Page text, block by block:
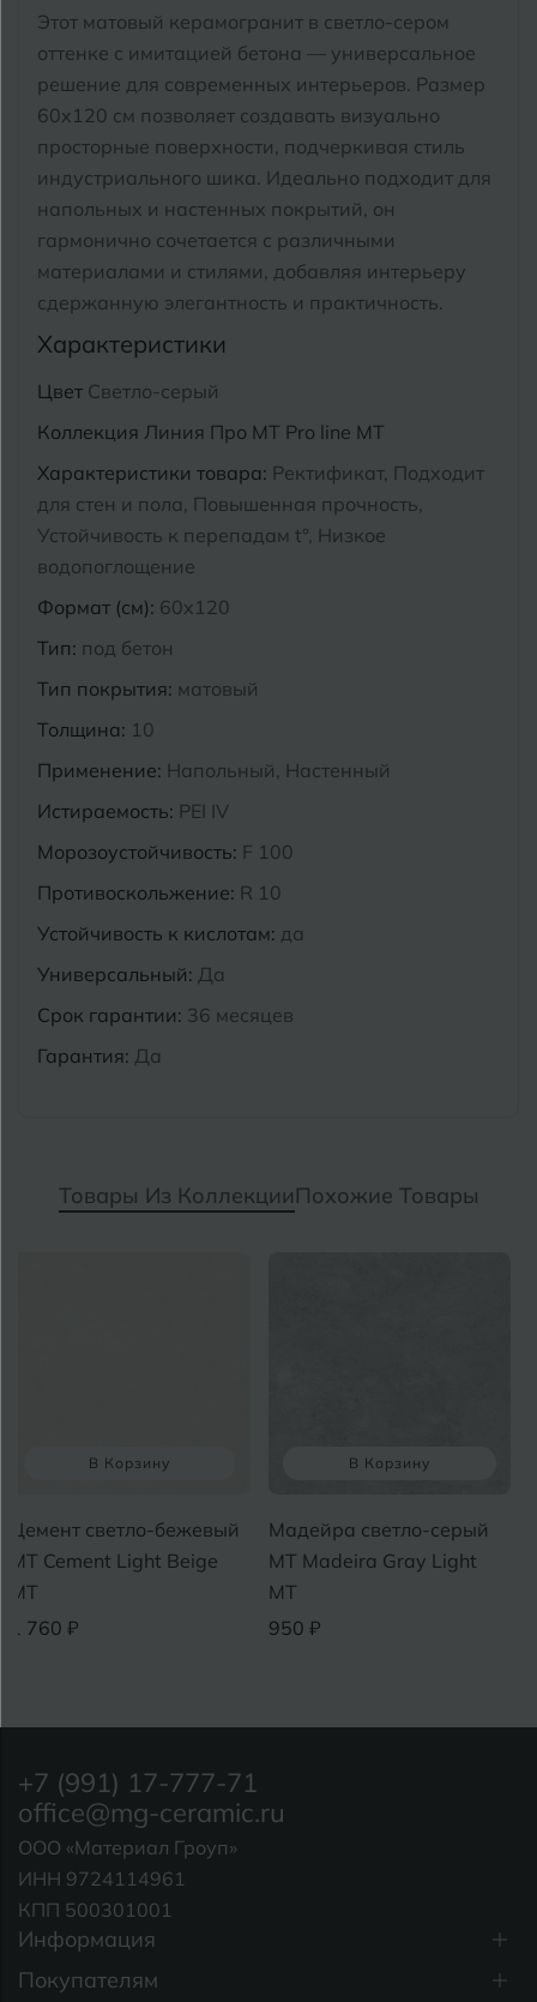
Этот матовый керамогранит в светло-сером
оттенке с имитацией бетона — универсальное
решение для современных интерьеров. Размер
60x120 см позволяет создавать визуально
просторные поверхности, подчеркивая стиль
индустриального шика. Идеально подходит для
напольных и настенных покрытий, он
гармонично сочетается с различными
материалами и стилями, добавляя интерьеру
сдержанную элегантность и практичность.
Характеристики
Цвет Светло-серый
Коллекция Линия Про MT Pro line MT
Характеристики товара: Ректификат, Подходит
для стен и пола, Повышенная прочность,
Устойчивость к перепадам t°, Низкое
водопоглощение
Формат (см): 60x120
Тип: под бетон
Тип покрытия: матовый
Толщина: 10
Применение: Напольный, Настенный
Истираемость: PEI IV
Морозоустойчивость: F 100
Противоскольжение: R 10
Устойчивость к кислотам: да
Универсальный: Да
Срок гарантии: 36 месяцев
Гарантия: Да
Товары Из КоллекцииПохожие Товары
В Корзину
Цемент светло-бежевый
MT Cement Light Beige
MT
1 760 ₽
В Корзину
Мадейра светло-серый
MT Madeira Gray Light
MT
950 ₽
Информация
Покупателям
+7 (991) 17-777-71
office@mg-ceramic.ru
ООО «Материал Гроуп»
ИНН 9724114961
КПП 500301001
Кемерово
Ковров
Кострома
Котлас
Курганинск
Магнитогорск
Муром
Тула
Тюмень
У Улан-Удэ
Ульяновск
Челябинск